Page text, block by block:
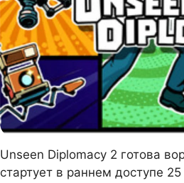
Unseen Diplomacy 2 готова
стартует в раннем доступе